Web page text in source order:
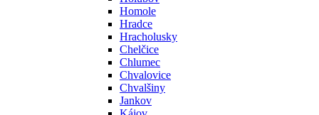
Homole
Hradce
Hracholusky
Chelčice
Chlumec
Chvalovice
Chvalšiny
Jankov